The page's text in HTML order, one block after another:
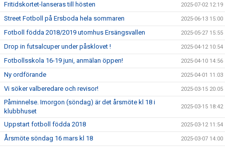
Fritidskortet-lanseras till hösten 2025-07-02 12:19
Street Fotboll på Ersboda hela sommaren 2025-06-13 15:00
Fotboll födda 2018/2019 utomhus Ersängsvallen 2025-05-27 15:55
Drop in futsalcuper under påsklovet ! 2025-04-12 10:54
Fotbollsskola 16-19 juni, anmälan öppen! 2025-04-10 14:56
Ny ordförande 2025-04-01 11:03
Vi söker valberedare och revisor! 2025-03-15 20:05
Påminnelse. Imorgon (söndag) är det årsmöte kl 18 i
klubbhuset
2025-03-15 18:42
Uppstart fotboll födda 2018 2025-03-12 11:54
Årsmöte söndag 16 mars kl 18 2025-03-07 14:00